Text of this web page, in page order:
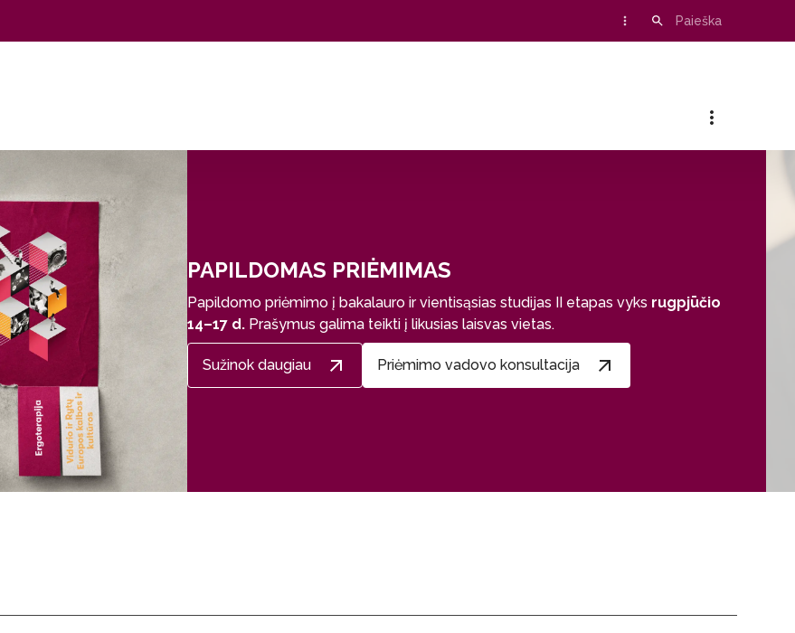
PAPILDOMAS PRIĖMIMAS
Papildomo priėmimo į bakalauro ir vientisąsias studijas II etapas vyks rugpjūčio
14–17 d. Prašymus galima teikti į likusias laisvas vietas.
Sužinok daugiau Priėmimo vadovo konsultacija